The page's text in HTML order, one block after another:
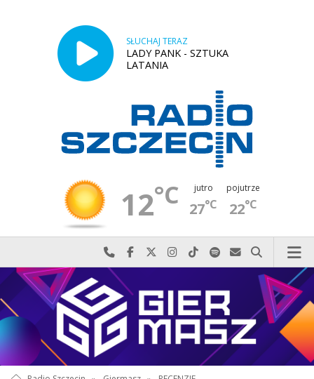
SŁUCHAJ TERAZ
LADY PANK - SZTUKA
LATANIA
12°C jutro
27°C
pojutrze
22°C
Najlepiej po prostu do nas zadzwoń
Odwiedź nas na Facebook-u
Odwiedź nas na X
Odwiedź nas na Instagram-ie
Odwiedź nas na TikTok-u
Szukaj nas na Spotify
Wyślij do nas
Szukaj